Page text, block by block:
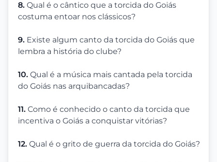
8. Qual é o cântico que a torcida do Goiás
costuma entoar nos clássicos?
9. Existe algum canto da torcida do Goiás que
lembra a história do clube?
10. Qual é a música mais cantada pela torcida
do Goiás nas arquibancadas?
11. Como é conhecido o canto da torcida que
incentiva o Goiás a conquistar vitórias?
12. Qual é o grito de guerra da torcida do Goiás?